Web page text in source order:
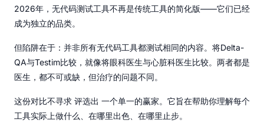
2026年，无代码测试工具不再是传统工具的简化版——它们已经
成为独立的品类。
但陷阱在于：并非所有无代码工具都测试相同的内容。将Delta-
QA与Testim比较，就像将眼科医生与心脏科医生比较。两者都是
医生，都不可或缺，但治疗的问题不同。
这份对比不寻求 评选出 一个单一的赢家。它旨在帮助你理解每个
工具实际上做什么、在哪里出色、在哪里止步。